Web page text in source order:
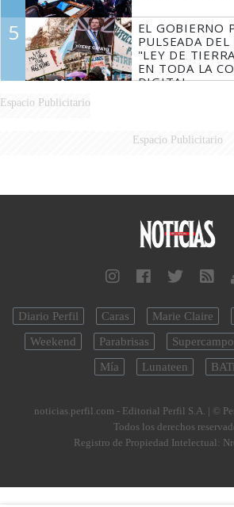
5
EL GOBIERNO
PULSEADA
"LEY DE
EN TODA LA
DIGITAL
Espacio Publicitario
Espacio Publicitario
Diario Perfil Caras Marie Claire
Weekend
Parabrisas Supercampo
Mía
Lunateen
noticias.perfil.com - Editorial Perfil S.A. | ©
Todos los derechos
Registro de Propiedad Intelectual: